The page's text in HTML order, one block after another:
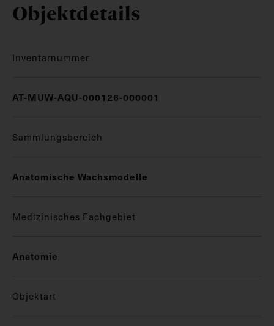
Objektdetails
Inventarnummer
AT-MUW-AQU-000126-000001
Sammlungsbereich
Anatomische Wachsmodelle
Medizinisches Fachgebiet
Anatomie
Objektart